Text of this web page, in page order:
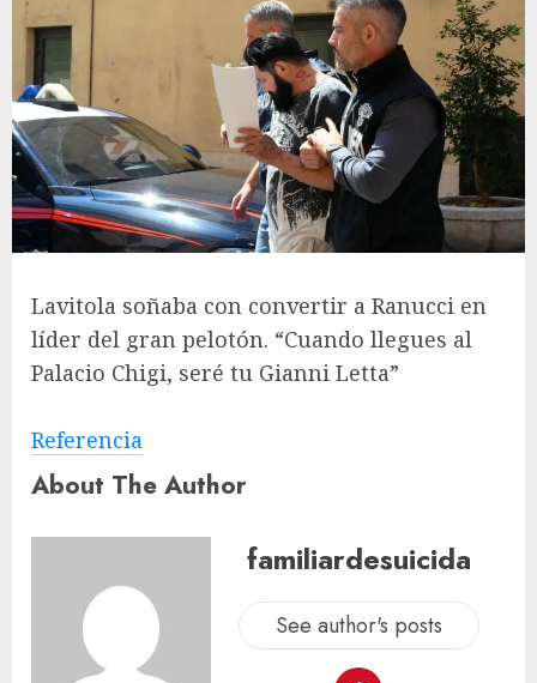
Lavitola soñaba con convertir a Ranucci en
líder del gran pelotón. “Cuando llegues al
Palacio Chigi, seré tu Gianni Letta”
Referencia
About The Author
familiardesuicida
See author's posts